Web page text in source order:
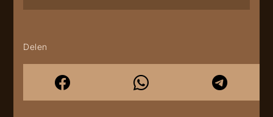
Delen